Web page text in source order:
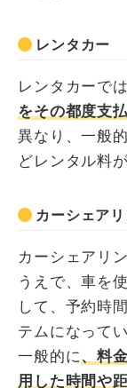
レンタカー
レンタカーでは
をその都度支
異なり、一般
どレンタル料
カーシェア
カーシェアリ
うえで、車を
して、予約時
テムになってい
一般的に、料
用した時間や